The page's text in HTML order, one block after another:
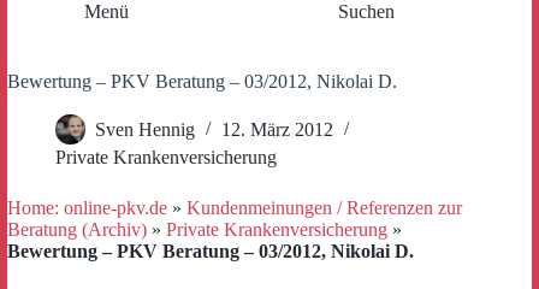
Menü Suchen
Bewertung – PKV Beratung – 03/2012, Nikolai D.
Sven Hennig
12. März 2012
Private Krankenversicherung
Home: online-pkv.de » Kundenmeinungen / Referenzen zur
Beratung (Archiv) » Private Krankenversicherung »
Bewertung – PKV Beratung – 03/2012, Nikolai D.